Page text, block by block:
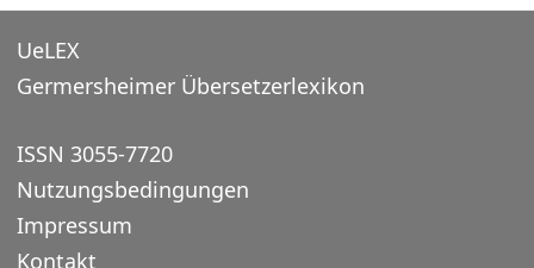
UeLEX
Germersheimer Übersetzerlexikon
ISSN 3055-7720
Nutzungsbedingungen
Impressum
Kontakt